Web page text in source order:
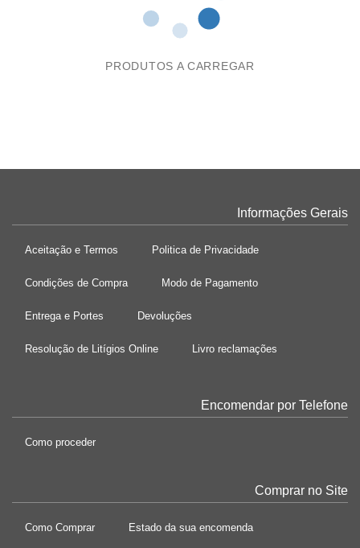
PRODUTOS A CARREGAR
Informações Gerais
Aceitação e Termos Politica de Privacidade
Condições de Compra Modo de Pagamento
Entrega e Portes Devoluções
Resolução de Litígios Online Livro reclamações
Encomendar por Telefone
Como proceder
Comprar no Site
Como Comprar Estado da sua encomenda